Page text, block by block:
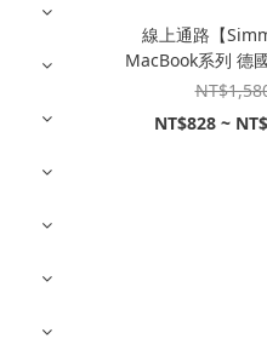
線上通路【
MacBook系列 德
抗藍光【護眼霧面
簡單貼｜北市實體
務
NT$828 ~